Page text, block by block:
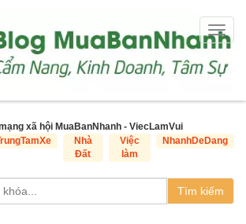
xã hội MuaBanNhanh - ViecLamVui
Nhà
Đất
Việc
làm
NhanhDeDang
Tìm kiếm